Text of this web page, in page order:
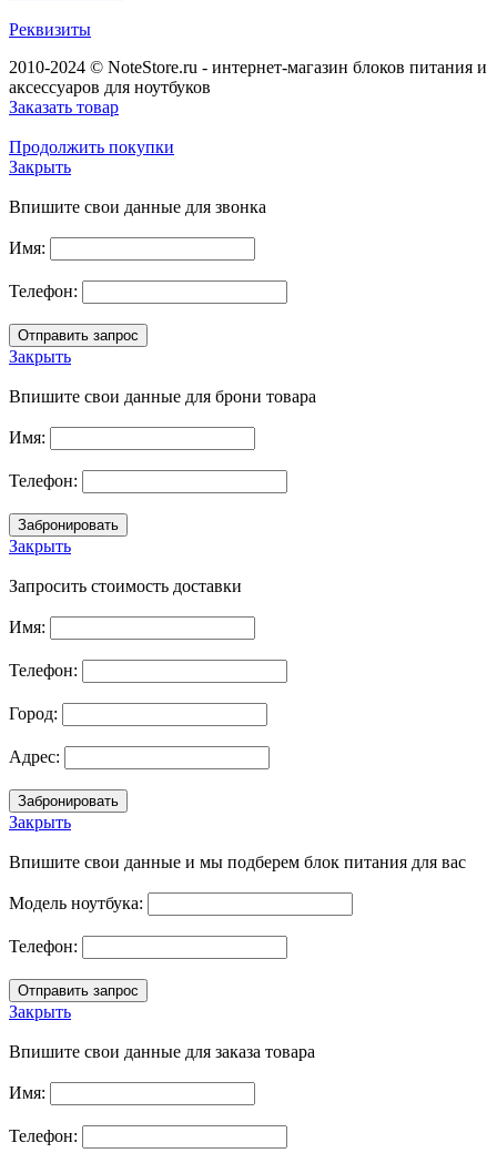
Реквизиты
2010-2024 © NoteStore.ru - интернет-магазин блоков питания и
аксессуаров для ноутбуков
Заказать товар
Продолжить покупки
Закрыть
Впишите свои данные для звонка
Имя:
Телефон:
Закрыть
Впишите свои данные для брони товара
Имя:
Телефон:
Закрыть
Запросить стоимость доставки
Имя:
Телефон:
Город:
Адрес:
Закрыть
Впишите свои данные и мы подберем блок питания для вас
Модель ноутбука:
Телефон:
Закрыть
Впишите свои данные для заказа товара
Имя:
Телефон: